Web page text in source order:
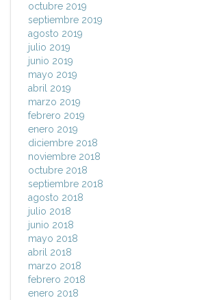
octubre 2019
septiembre 2019
agosto 2019
julio 2019
junio 2019
mayo 2019
abril 2019
marzo 2019
febrero 2019
enero 2019
diciembre 2018
noviembre 2018
octubre 2018
septiembre 2018
agosto 2018
julio 2018
junio 2018
mayo 2018
abril 2018
marzo 2018
febrero 2018
enero 2018